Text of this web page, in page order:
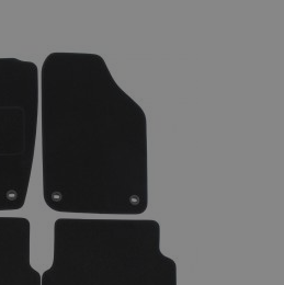
oblíbeným